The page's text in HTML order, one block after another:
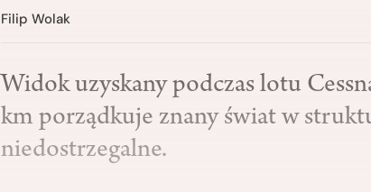
Filip Wolak
Widok uzyskany podczas lotu
km porządkuje znany świat w
niedostrzegalne.